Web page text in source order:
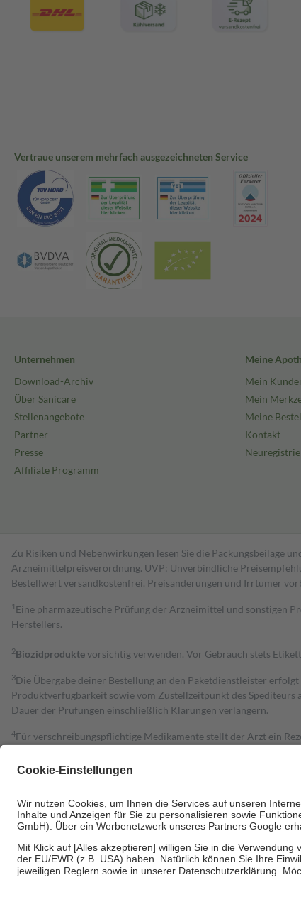
Vertraue unserem mehrfach ausgezeichneten Service
Unternehmen
Download-Archiv
Über Sanicare
Stellenangebote
Partner
Presse
Affiliate Programm
Meine
Mein
Mein
Meine
Kontakt
Zu Risiken und Nebenwirkungen lesen Sie die Packungsbeilage
Arzneimittelpreisverordnung. UVP: Unverbindliche
Bestell­wert versand­kosten­frei. Preisänderungen und Irrtümer
1 Eine pharmazeutische Prüfung der Arzneimittel und sonstigen
Herstellers.
2Biozidproduktevorsichtig verwenden. Vor Gebrauch stets
3Die Übergabe deiner Bestellung an den Paketdienstleister
Produktverfügbarkeit sowie vom Zustellzeitpunkt des
Dauer der Prüfungen einschließlich Klärungen verlängern.
4Für verschreibungspflichtige Medikamente stellt der Arzt ein
Grundsätzlich leisten Mitglieder Zuzahlungen in Höhe von zehn
Bei Heilmitteln und häuslicher Krankenpflege beträgt die
Um das Engagement der Versicherten für ihre eigene
• Untersuchungen zur Vorsorge und Früherkennung, die von der
• empfohlenen Schutzimpfungen